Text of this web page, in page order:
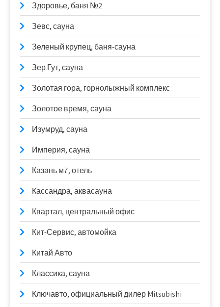
Здоровье, баня №2
Зевс, сауна
Зеленый крупец, баня-сауна
Зер Гут, сауна
Золотая гора, горнолыжный комплекс
Золотое время, сауна
Изумруд, сауна
Империя, сауна
Казань м7, отель
Кассандра, аквасауна
Квартал, центральный офис
Кит-Сервис, автомойка
Китай Авто
Классика, сауна
Ключавто, официальный дилер Mitsubishi